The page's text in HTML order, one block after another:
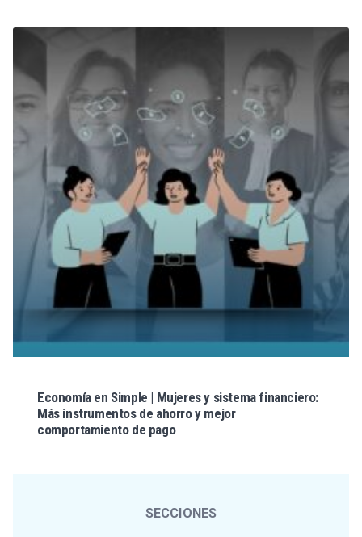
Economía en Simple | Mujeres y sistema financiero:
Más instrumentos de ahorro y mejor
comportamiento de pago
SECCIONES